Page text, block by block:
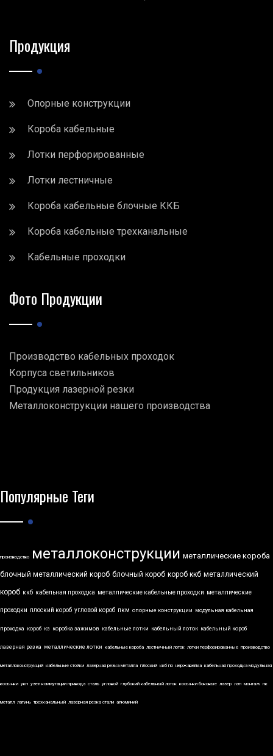
Продукция
Опорные конструкции
Короба кабельные
Лотки перфорированные
Лотки лестничные
Короба кабельные блочные ККБ
Короба кабельные трехканальные
Кабельные проходки
Фото Продукции
Производство кабельных проходок
Корпуса светильников
Продукция лазерной резки
Металлоконструкции нашего производства
Популярные Теги
производство металлоконструкции металлические короба
блочный металлический короб блочный короб короб ккб металлический
короб ккб кабельная проходка металлические кабельные проходки металлические
проходки плоский короб угловой короб пкм опорные конструкции модульная кабельная
проходка короб кз коробка зажимов кабельные лотки кабельный лоток кабельный короб
лазерная резка металлические лотки кабельные короба лестничный лоток лотки перфорированные производство
металлоконструкций кабельные стойки лазерная резка металла плоский ккб по нержавейка кабельная проходка модульная
косынки укп узел коммутации привода сталь угловой глубокий кабельный лоток косынки боковые лазер лэп монтаж пк
металл латунь трехканальный лазерная резка стали алюминий